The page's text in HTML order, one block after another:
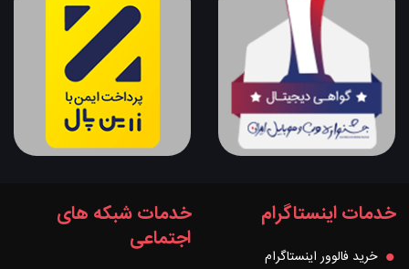
خدمات اینستاگرام
خرید فالوور اینستاگرام
خدمات شبکه های
اجتماعی